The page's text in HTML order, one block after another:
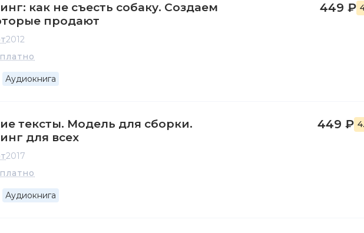
как не съесть собаку. Создаем
продают
2012
Аудиокнига
449 ₽
тексты. Модель для сборки.
для всех
2017
Аудиокнига
449 ₽